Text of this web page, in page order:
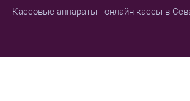
Кассовые аппараты - онлайн кассы в